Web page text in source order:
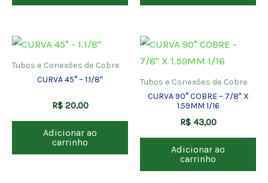
Tubos e Conexões de Cobre
CURVA 45° – 1.1/8″
R$20,00
Adicionar ao
carrinho
Tubos e Conexões de Cobre
CURVA 90° COBRE – 7/8″ X
1.59MM 1/16
R$43,00
Adicionar ao
carrinho